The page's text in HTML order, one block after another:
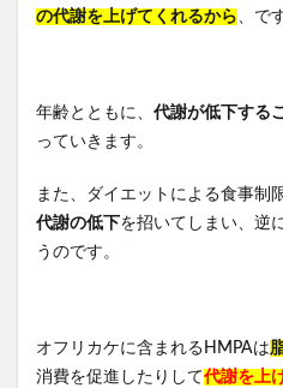
の代謝を上げてくれるから、で
年齢とともに、 代謝が低下する
っていきます。
また、ダイエットによる食事制
代謝の低下を招いてしまい、逆
うのです。
オフリカケに含まれるHMPAは
消費を促進したりして代謝を上